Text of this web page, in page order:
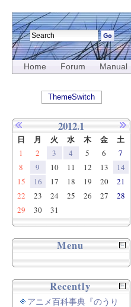
Home Forum Manual
ThemeSwitch
2012.1
日 月 火 水 木 金 土
1 2 3 4 5 6
7
8
9 10 11 12 13
14
15
16 17 18 19 20
21
22
23 24 25 26 27
28
29
30 31
Menu
Recently
アニメ百科事典『のうり